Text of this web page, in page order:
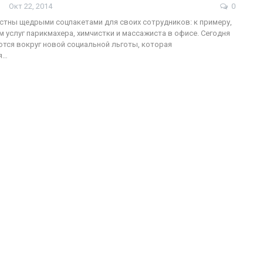
Окт 22, 2014
0
щедрыми соцпакетами для своих сотрудников: к примеру,
услуг парикмахера, химчистки и массажиста в офисе. Сегодня
вокруг новой социальной льготы, которая
ФОТО